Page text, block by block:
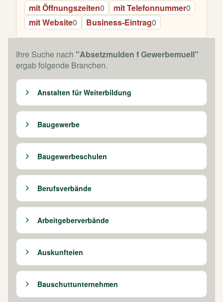
mit Öffnungszeiten0 mit Telefonnummer0
mit Website0 Business-Eintrag0
Ihre Suche nach "Absetzmulden f Gewerbemuell"
ergab folgende Branchen.
Anstalten für Weiterbildung
Baugewerbe
Baugewerbeschulen
Berufsverbände
Arbeitgeberverbände
Auskunfteien
Bauschuttunternehmen